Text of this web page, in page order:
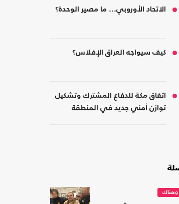
الاتحاد الأوروبي... ما مصير الوحدة؟
كيف سيواجه العراق الإفلاس؟
اتفاق مكة للدفاع المشترك وتشكيل
توازن أمني جديد في المنطقة
وهناك